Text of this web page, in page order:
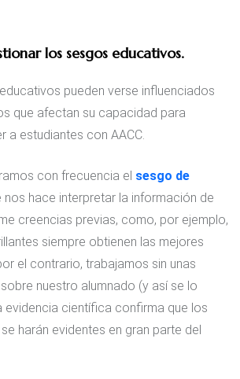
los sesgos educativos.
pueden verse influenciados
que afectan su capacidad para
a estudiantes con AACC.
con frecuencia el sesgo de
nos hace interpretar la información de
creencias previas, como, por ejemplo,
siempre obtienen las mejores
el contrario, trabajamos sin unas
nuestro alumnado (y así se lo
evidencia científica confirma que los
harán evidentes en gran parte del